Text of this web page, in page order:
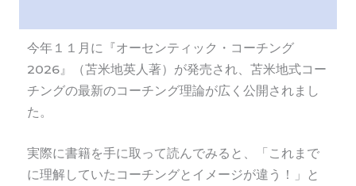
今年１１月に『オーセンティック・コーチング
2026』（苫米地英人著）が発売され、苫米地式コー
チングの最新のコーチング理論が広く公開されまし
た。
実際に書籍を手に取って読んでみると、「これまで
に理解していたコーチングとイメージが違う！」と